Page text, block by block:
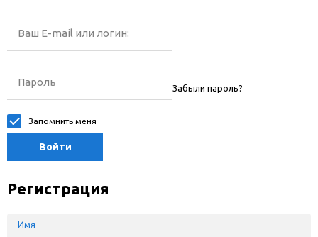
Ваш E-mail или логин:
Пароль Забыли пароль?
Запомнить меня
Войти
Регистрация
Имя